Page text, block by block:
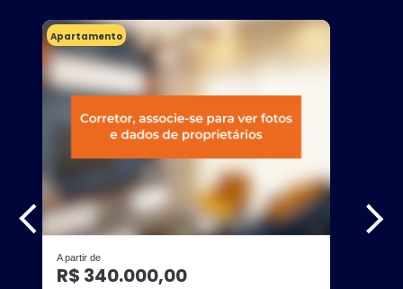
Apartamento
A partir de
R$ 340.000,00